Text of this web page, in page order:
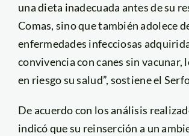
una dieta inadecuada antes de su
Comas, sino que también adolece
enfermedades infecciosas
convivencia con canes sin vacunar,
en riesgo su salud”, sostiene el
De acuerdo con los análisis
indicó que su reinserción a un